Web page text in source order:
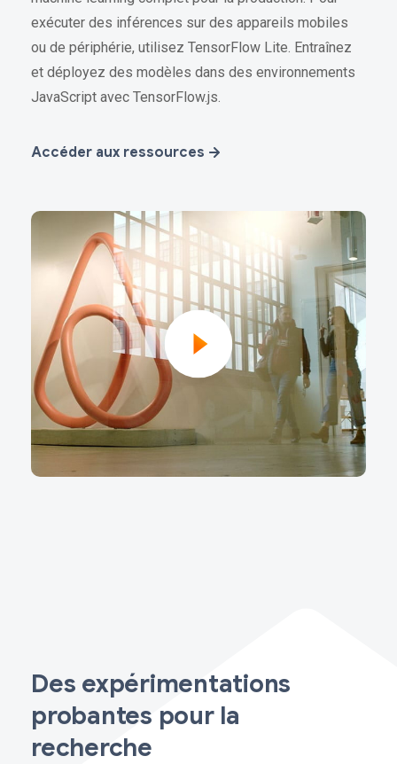
exécuter des inférences sur des appareils mobiles
ou de périphérie, utilisez TensorFlow Lite. Entraînez
et déployez des modèles dans des environnements
JavaScript avec TensorFlow.js.
Accéder aux ressources
Des expérimentations
probantes pour la
recherche